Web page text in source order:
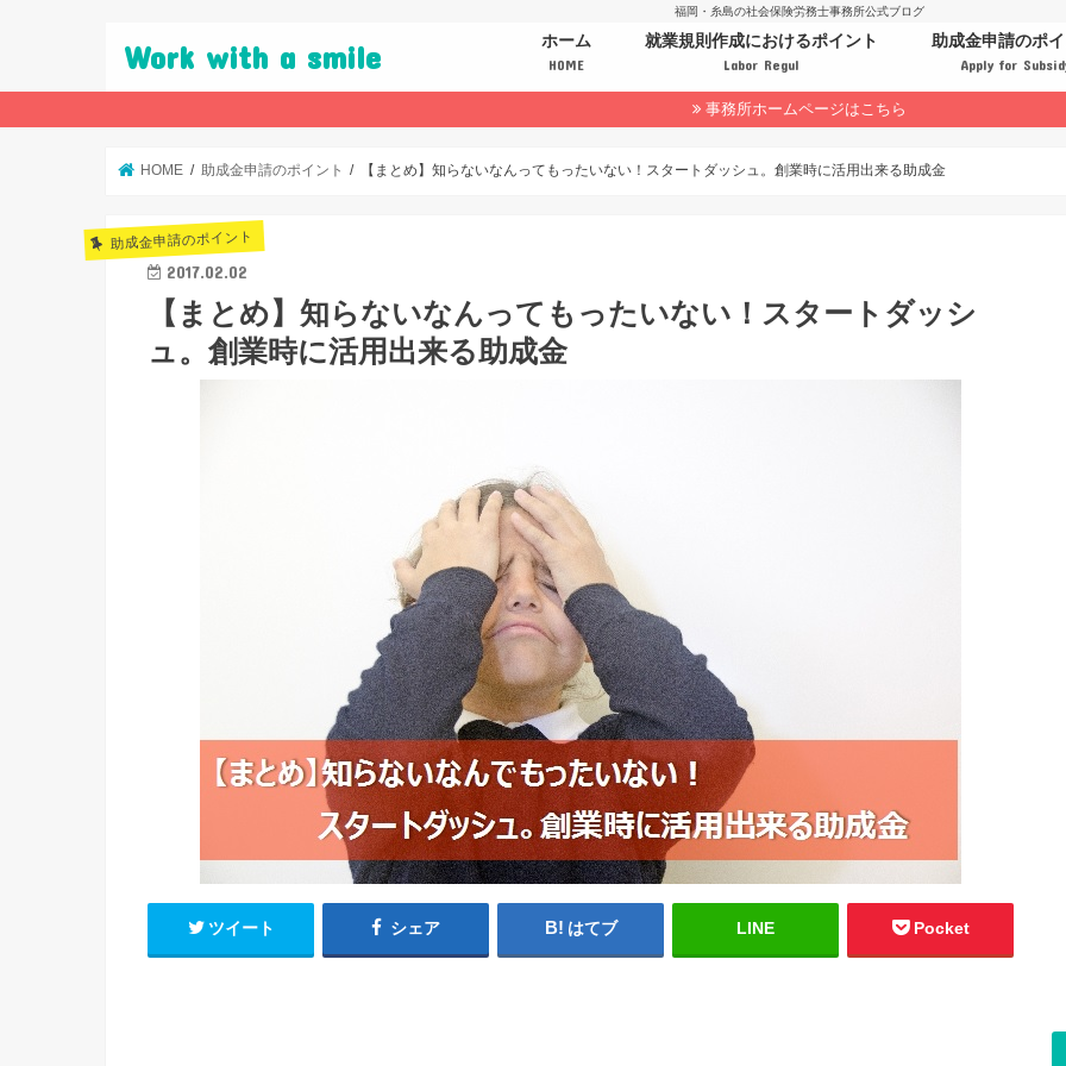
福岡・糸島の社会保険労務士事務所公式ブログ
Work with a smile ホーム
HOME
就業規則作成におけるポイント
Labor Regul
助成金申請のポ
Apply for
事務所ホームページはこちら
HOME 助成金申請のポイント 【まとめ】知らないなんってもったいない！スタートダッシュ。創業時に活用出来る助成金
助成金申請のポイント
2017.02.02
【まとめ】知らないなんってもったいない！スタートダッシ
ュ。創業時に活用出来る助成金
ツイート シェア はてブ LINE Pocket